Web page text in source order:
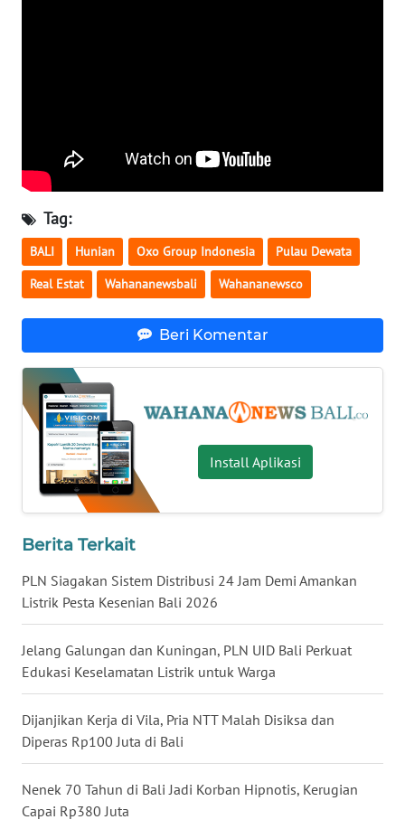
Tag:
BALI Hunian Oxo Group Indonesia Pulau Dewata
Real Estat Wahananewsbali Wahananewsco
Beri Komentar
Install Aplikasi
Berita Terkait
PLN Siagakan Sistem Distribusi 24 Jam Demi Amankan
Listrik Pesta Kesenian Bali 2026
Jelang Galungan dan Kuningan, PLN UID Bali Perkuat
Edukasi Keselamatan Listrik untuk Warga
Dijanjikan Kerja di Vila, Pria NTT Malah Disiksa dan
Diperas Rp100 Juta di Bali
Nenek 70 Tahun di Bali Jadi Korban Hipnotis, Kerugian
Capai Rp380 Juta
WN
KALTIM
WN
SULSEL
SULUT
WN
MALUKU
WN
DAIRI
DANAU
TOBA
WN
NIAS
WN
LANGKAT